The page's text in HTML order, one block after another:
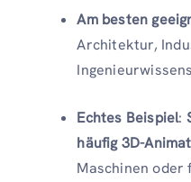
Am besten
Architektur,
Echtes Beispiel:
häufig 3D-
Maschinen oder